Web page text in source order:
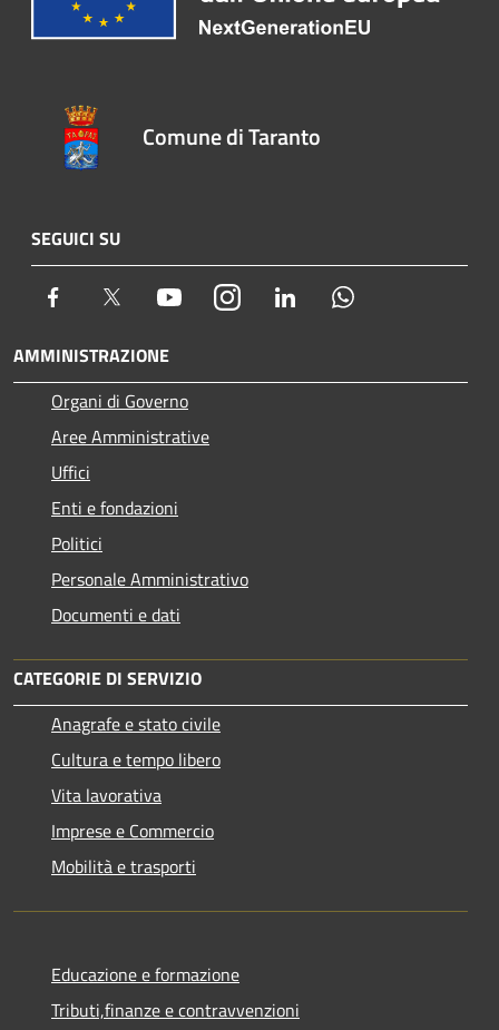
Comune di Taranto
SEGUICI SU
Facebook Twitter YoutubeInstagram LinkedIn
AMMINISTRAZIONE
Organi di Governo
Aree Amministrative
Uffici
Enti e fondazioni
Politici
Personale Amministrativo
Documenti e dati
CATEGORIE DI SERVIZIO
Anagrafe e stato civile
Cultura e tempo libero
Vita lavorativa
Imprese e Commercio
Mobilità e trasporti
Educazione e formazione
Tributi,finanze e contravvenzioni